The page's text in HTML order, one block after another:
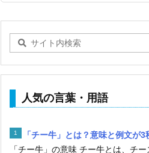
人気の言葉・用語
「チー牛」とは？意味と例文が3
「チー牛」の意味 チー牛とは、チ